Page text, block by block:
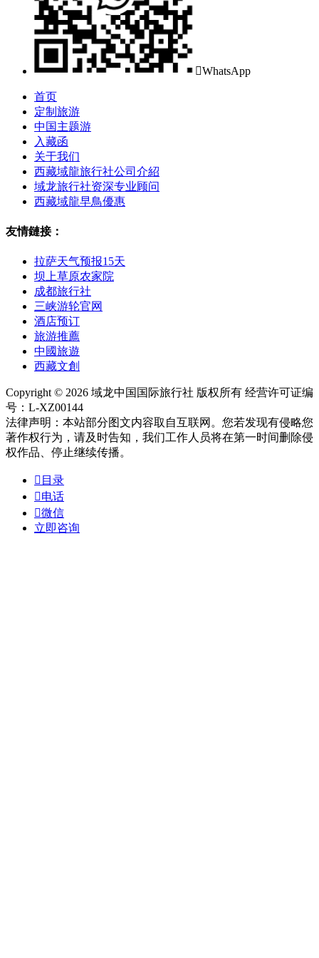
WhatsApp
首页
定制旅游
中国主题游
入藏函
关于我们
西藏域龍旅行社公司介紹
域龙旅行社资深专业顾问
西藏域龍早鳥優惠
友情鏈接：
拉萨天气预报15天
坝上草原农家院
成都旅行社
三峡游轮官网
酒店预订
旅游推薦
中國旅遊
西藏文創
Copyright © 2026 域龙中国国际旅行社 版权所有 经营许可证编
号：L-XZ00144
法律声明：本站部分图文内容取自互联网。您若发现有侵略您
著作权行为，请及时告知，我们工作人员将在第一时间删除侵
权作品、停止继续传播。
 目录
电话
微信
立即咨询